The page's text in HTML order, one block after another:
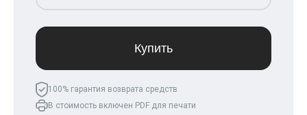
Мария Чайковская
Клава Кока
Владимир Пресняков
Мари Краймбрери
Лариса Долина
Купить
100% гарантия возврата средств
В стоимость включен PDF для печати